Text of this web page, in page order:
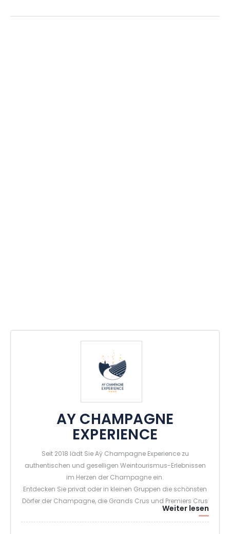
AY CHAMPAGNE
EXPERIENCE
Seit 2018 lädt Sie Aÿ Champagne Experience zu
authentischen und geselligen Weintourismus-Erlebnissen
im Herzen der Champagne ein.
Entdecken Sie privat oder in kleinen Gruppen die schönsten
Dörfer der Champagne, die Grands Crus und Premiers Crus
sowie die zum UNESCO-Weltkulturerbe gehörenden
Landschaften und lernen Sie die Winzerfamilien kennen, die
Weiter lesen